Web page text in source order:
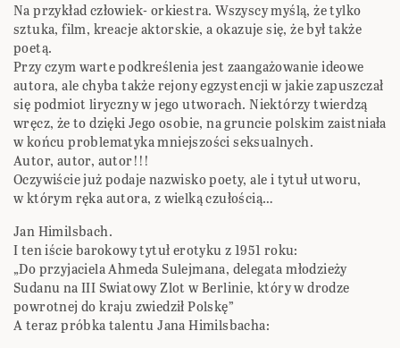
Na przykład człowiek- orkiestra. Wszyscy myślą, że tylko
sztuka, film, kreacje aktorskie, a okazuje się, że był także
poetą.
Przy czym warte podkreślenia jest zaangażowanie ideowe
autora, ale chyba także rejony egzystencji w jakie zapuszczał
się podmiot liryczny w jego utworach. Niektórzy twierdzą
wręcz, że to dzięki Jego osobie, na gruncie polskim zaistniała
w końcu problematyka mniejszości seksualnych.
Autor, autor, autor!!!
Oczywiście już podaje nazwisko poety, ale i tytuł utworu,
w którym ręka autora, z wielką czułością…
Jan Himilsbach.
I ten iście barokowy tytuł erotyku z 1951 roku:
„Do przyjaciela Ahmeda Sulejmana, delegata młodzieży
Sudanu na III Swiatowy Zlot w Berlinie, który w drodze
powrotnej do kraju zwiedził Polskę”
A teraz próbka talentu Jana Himilsbacha: